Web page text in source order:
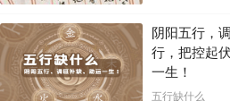
阴阳五行，
行，把控起
一生！
五行缺什么